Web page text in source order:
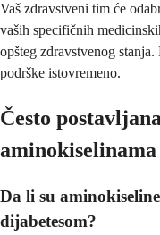
Vaš zdravstveni tim će
vaših specifičnih
opšteg zdravstvenog
podrške istovremeno.
Često
Da li su
dijabetesom?